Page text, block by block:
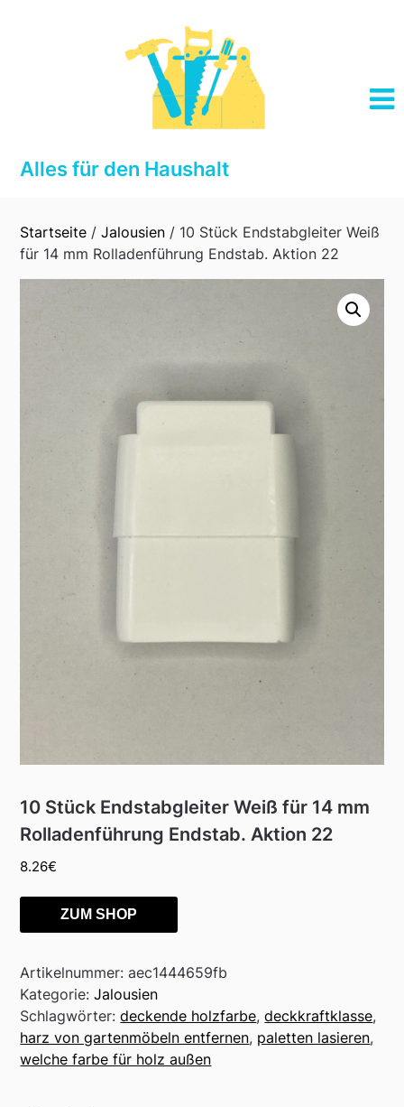
Alles für den Haushalt
Startseite /Jalousien / 10 Stück Endstabgleiter Weiß
für 14 mm Rolladenführung Endstab. Aktion 22
10 Stück Endstabgleiter Weiß für 14 mm
Rolladenführung Endstab. Aktion 22
8.26€
ZUM SHOP
Artikelnummer:aec1444659fb
Kategorie:Jalousien
Schlagwörter:deckende holzfarbe,deckkraftklasse,
harz von gartenmöbeln entfernen, paletten lasieren,
welche farbe für holz außen